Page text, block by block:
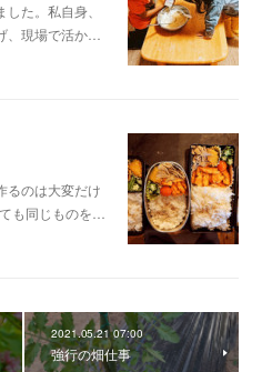
た。私自身、
、現場で活か…
るのは大変だけ
も同じものを…
2021.05.21 07:00
強行の畑仕事